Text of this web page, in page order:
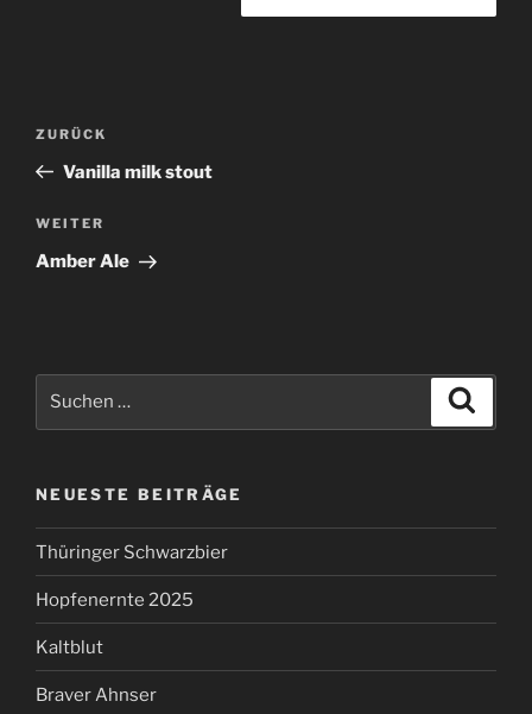
Beitragsnavigation
Vorheriger
Beitrag
ZURÜCK
Vanilla milk stout
Nächster
Beitrag
WEITER
Amber Ale
NEUESTE BEITRÄGE
Thüringer Schwarzbier
Hopfenernte 2025
Kaltblut
Braver Ahnser